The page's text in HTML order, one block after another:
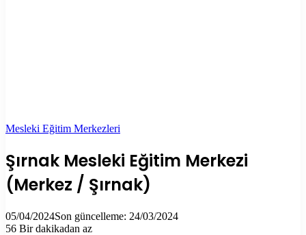
Mesleki Eğitim Merkezleri
Şırnak Mesleki Eğitim Merkezi
(Merkez / Şırnak)
05/04/2024Son güncelleme: 24/03/2024
56 Bir dakikadan az